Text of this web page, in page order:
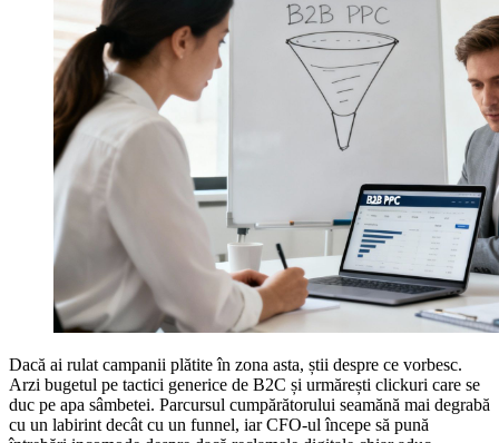
Dacă ai rulat campanii plătite în zona asta, știi despre ce vorbesc.
Arzi bugetul pe tactici generice de B2C și urmărești clickuri care se
duc pe apa sâmbetei. Parcursul cumpărătorului seamănă mai degrabă
cu un labirint decât cu un funnel, iar CFO-ul începe să pună